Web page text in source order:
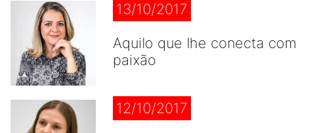
13/10/2017
Aquilo que lhe conecta com
paixão
12/10/2017